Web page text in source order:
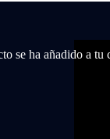
se ha añadido a tu